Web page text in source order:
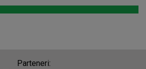
Parteneri: